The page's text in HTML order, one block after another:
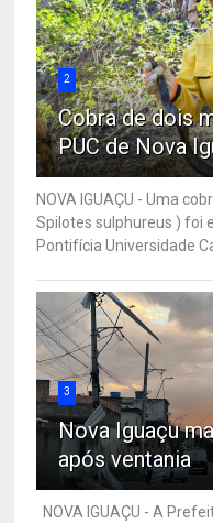
2
Cobra de dois
PUC de Nova
NOVA IGUAÇU - Uma
Spilotes sulphureus ) foi
Pontifícia Universidade
3
Nova Iguaçu
após ventania
NOVA IGUAÇU - A